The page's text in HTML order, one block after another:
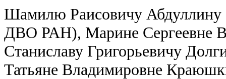
Шамилю Раисовичу
ДВО РАН), Марине Сергеевне
Станиславу Григорьевичу
Татьяне Владимировне